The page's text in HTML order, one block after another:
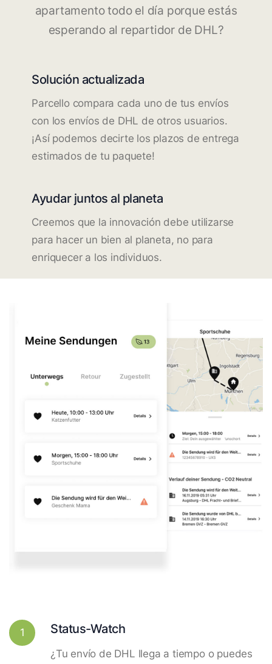
apartamento todo el día porque estás
esperando al repartidor de DHL?
Solución actualizada
Parcello compara cada uno de tus envíos
con los envíos de DHL de otros usuarios.
¡Así podemos decirte los plazos de entrega
estimados de tu paquete!
Ayudar juntos al planeta
Creemos que la innovación debe utilizarse
para hacer un bien al planeta, no para
enriquecer a los individuos.
1 Status-Watch
¿Tu envío de DHL llega a tiempo o puedes